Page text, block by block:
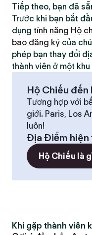
Tiếp theo, bạn đã
Trước khi bạn bắt
dụng tính năng Hộ
bao đăng ký của
phép bạn thay đổi
thành viên ở một
Hộ Chiếu đến
Tương hợp với
giới. Paris, Los
luôn!
Địa Điểm hiện
Hộ Chiếu là
Khi gặp thành viên